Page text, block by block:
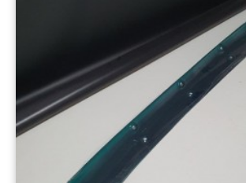
Инструменты
Оснащение прицепов
Автономное отопление и
кондиционировани
Стяжные ремни и тросы